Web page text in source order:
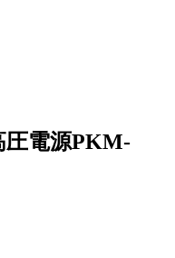
圧電源PKM-